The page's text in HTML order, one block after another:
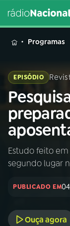
MENU
Buscar
na
Rádio
Nacional
INÍCIO
A RÁDIO
Programas
EPISÓDIO
Estudo feito em
segundo lugar
PUBLICADO EM
Ouça agora